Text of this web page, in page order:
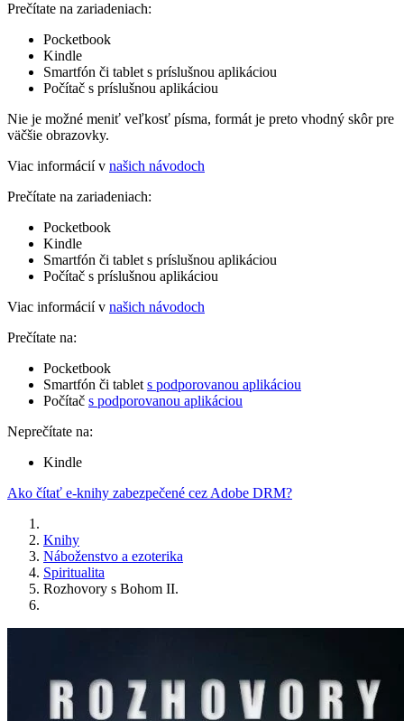
Prečítate na zariadeniach:
Pocketbook
Kindle
Smartfón či tablet s príslušnou aplikáciou
Počítač s príslušnou aplikáciou
Nie je možné meniť veľkosť písma, formát je preto vhodný skôr pre
väčšie obrazovky.
Viac informácií v našich návodoch
Prečítate na zariadeniach:
Pocketbook
Kindle
Smartfón či tablet s príslušnou aplikáciou
Počítač s príslušnou aplikáciou
Viac informácií v našich návodoch
Prečítate na:
Pocketbook
Smartfón či tablet s podporovanou aplikáciou
Počítač s podporovanou aplikáciou
Neprečítate na:
Kindle
Ako čítať e-knihy zabezpečené cez Adobe DRM?
Knihy
Náboženstvo a ezoterika
Spiritualita
Rozhovory s Bohom II.